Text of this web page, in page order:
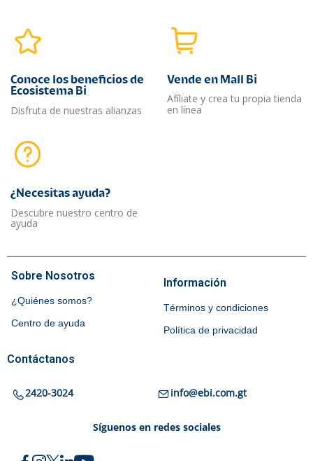
Conoce los beneficios de
Ecosistema Bi
Disfruta de nuestras alianzas
Vende en Mall Bi
Afíliate y crea tu propia tienda
en línea
¿Necesitas ayuda?​
Descubre nuestro centro de
ayuda
Sobre Nosotros
¿Quiénes somos?
Centro de ayuda
Información
Términos y condiciones
Política de privacidad
Contáctanos
2420-3024 info@ebi.com.gt
Síguenos en redes sociales